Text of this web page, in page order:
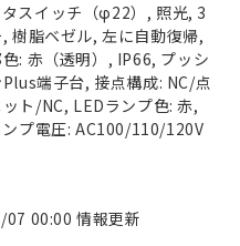
スイッチ（φ22）, 照光, 3
, 樹脂ベゼル, 左に自動復帰,
: 赤（透明）, IP66, プッシ
Plus端子台, 接点構成: NC/点
ト/NC, LEDランプ色: 赤,
プ電圧: AC100/110/120V
00:00 情報更新